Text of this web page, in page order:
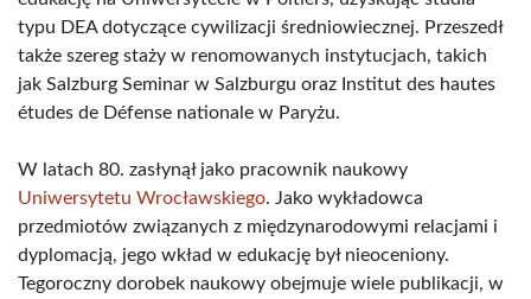
typu DEA dotyczące cywilizacji średniowiecznej. Przeszedł
także szereg staży w renomowanych instytucjach, takich
jak Salzburg Seminar w Salzburgu oraz Institut des hautes
études de Défense nationale w Paryżu.
W latach 80. zasłynął jako pracownik naukowy
Uniwersytetu Wrocławskiego. Jako wykładowca
przedmiotów związanych z międzynarodowymi relacjami i
dyplomacją, jego wkład w edukację był nieoceniony.
Tegoroczny dorobek naukowy obejmuje wiele publikacji, w